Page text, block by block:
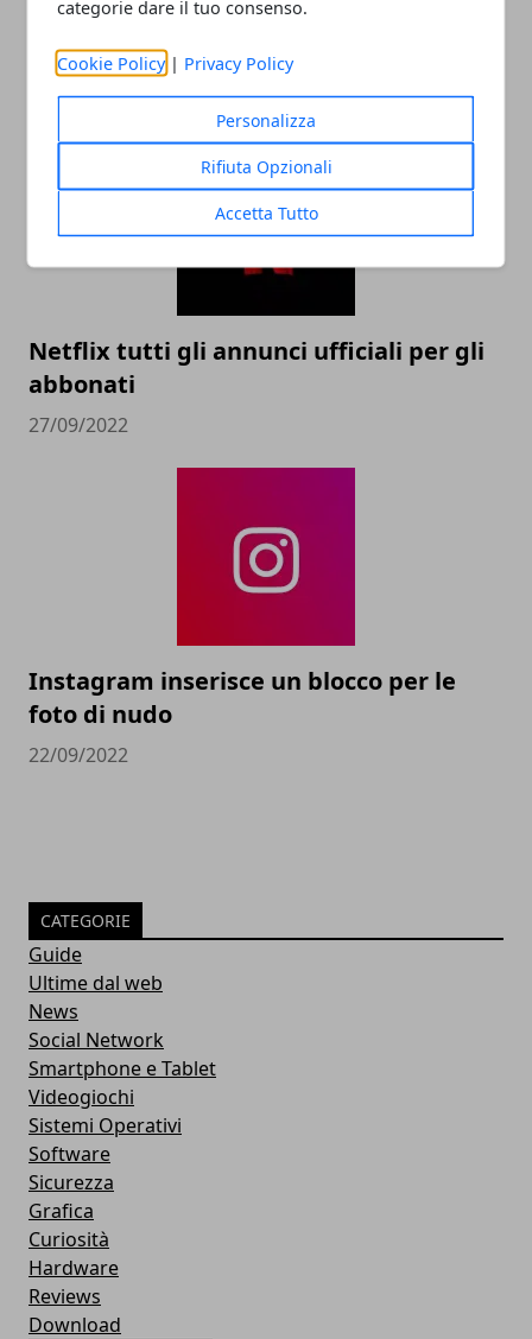
categorie dare il tuo consenso.
Cookie Policy | Privacy Policy
Personalizza
Rifiuta Opzionali
Accetta Tutto
Come usare Instagram per promuovere
la tua attività online?
23/06/2023
Netflix tutti gli annunci ufficiali per gli
abbonati
27/09/2022
Instagram inserisce un blocco per le
foto di nudo
22/09/2022
CATEGORIE
Guide
Ultime dal web
News
Social Network
Smartphone e Tablet
Videogiochi
Sistemi Operativi
Software
Sicurezza
Grafica
Curiosità
Hardware
Reviews
Download